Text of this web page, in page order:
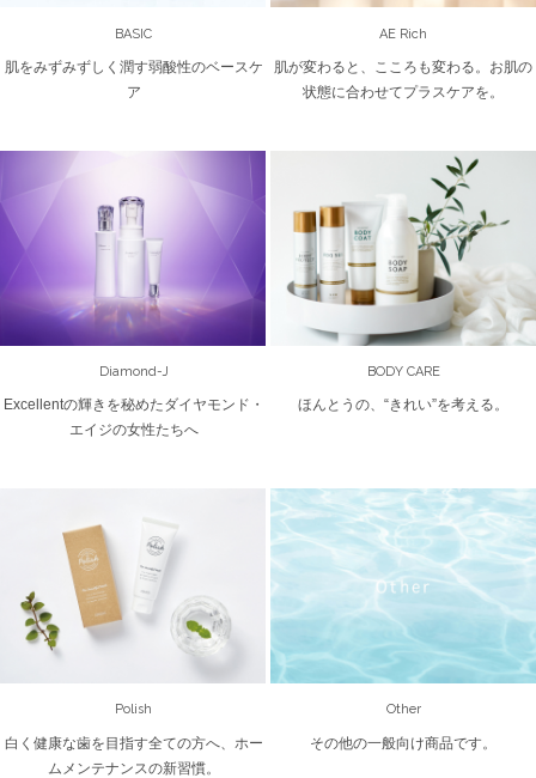
BASIC
肌をみずみずしく潤す弱酸性のベースケ
ア
AE Rich
肌が変わると、こころも変わる。お肌の
状態に合わせてプラスケアを。
Diamond-J
Excellentの輝きを秘めたダイヤモンド・
エイジの女性たちへ
BODY CARE
ほんとうの、“きれい”を考える。
Polish
白く健康な歯を目指す全ての方へ、ホー
ムメンテナンスの新習慣。
Other
その他の一般向け商品です。